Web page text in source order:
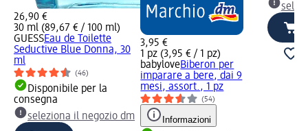
26,90 €
30 ml (89,67 € / 100 ml)
GUESSEau de Toilette
Seductive Blue Donna, 30
ml
(46)
Disponibile per la
consegna
seleziona il negozio dm
3,95 €
1 pz (3,95 € / 1 pz)
babyloveBiberon per
imparare a bere, dai 9
mesi, assort., 1 pz
(54)
Informazioni